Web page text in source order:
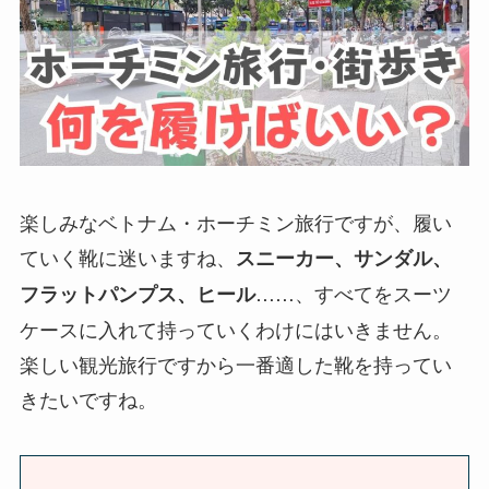
楽しみなベトナム・ホーチミン旅行ですが、履い
ていく靴に迷いますね、 スニーカー、サンダル、
フラットパンプス、ヒール……、すべてをスーツ
ケースに入れて持っていくわけにはいきません。
楽しい観光旅行ですから一番適した靴を持ってい
きたいですね。